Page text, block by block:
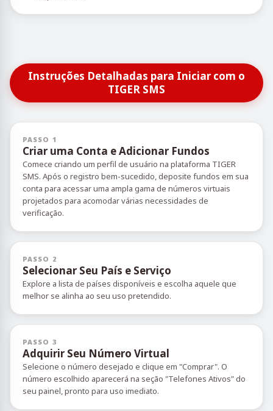
Instruções Detalhadas para Iniciar com o
TIGER SMS
PASSO 1
Criar uma Conta e Adicionar Fundos
Comece criando um perfil de usuário na plataforma TIGER
SMS. Após o registro bem-sucedido, deposite fundos em sua
conta para acessar uma ampla gama de números virtuais
projetados para acomodar várias necessidades de
verificação.
PASSO 2
Selecionar Seu País e Serviço
Explore a lista de países disponíveis e escolha aquele que
melhor se alinha ao seu uso pretendido.
PASSO 3
Adquirir Seu Número Virtual
Selecione o número desejado e clique em "Comprar". O
número escolhido aparecerá na seção "Telefones Ativos" do
seu painel, pronto para uso imediato.